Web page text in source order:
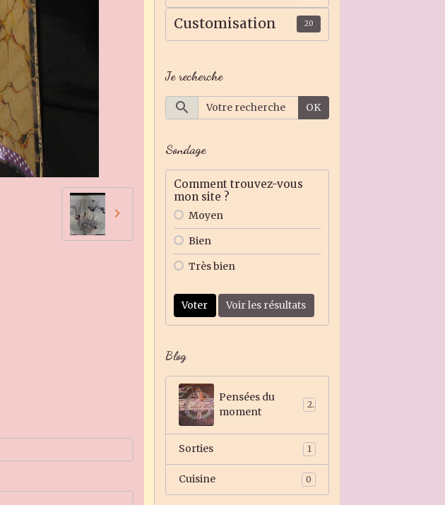
Customisation 20
Je recherche
OK
Sondage
Comment trouvez-vous
mon site ?
Moyen
Bien
Très bien
Voter Voir les résultats
Blog
Pensées du
moment
2
Sorties 1
Cuisine 0